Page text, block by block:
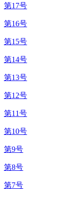
第17号
第16号
第15号
第14号
第13号
第12号
第11号
第10号
第9号
第8号
第7号